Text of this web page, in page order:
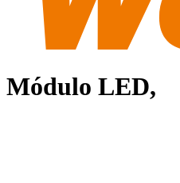
Módulo LED,